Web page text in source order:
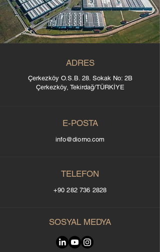
ADRES
Çerkezköy O.S.B. 28. Sokak No: 2B
Çerkezköy, Tekirdağ/TÜRKİYE
E-POSTA
info@diorno.com
TELEFON
+90 282 736 2828
SOSYAL MEDYA